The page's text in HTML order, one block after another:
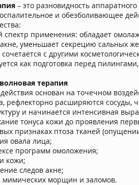
– это разновидность
и обезболивающее
спектр применения: обладает
уменьшает секрецию сальных
с другими
как подготовка перед
терапия
основан на точечном
рефлекторно расширяются сосуды,
и начинается интенсивная
тонуса кожи до проявления
признаках птоза тканей
овала лица;
программ омоложения;
кожи;
следов акне;
мимических морщин и заломов.